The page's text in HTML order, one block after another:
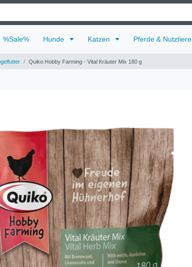
%Sale% Hunde Katzen Pferde & Nutztiere
Quiko Hobby Farming - Vital Kräuter Mix 180 g